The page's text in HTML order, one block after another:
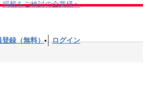
掲載をご検討の企業様へ
登録（無料） ログイン